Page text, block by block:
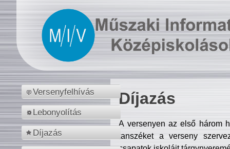
Versenyfelhívás
Lebonyolítás
Díjazás
Díjazás
A versenyen az első három
tanszéket a verseny